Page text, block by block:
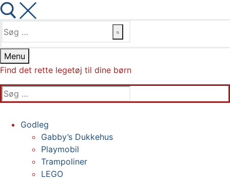
Søg
efter:
Menu
Find det rette legetøj til dine børn
Søg
efter:
Godleg
Gabby’s Dukkehus
Playmobil
Trampoliner
LEGO